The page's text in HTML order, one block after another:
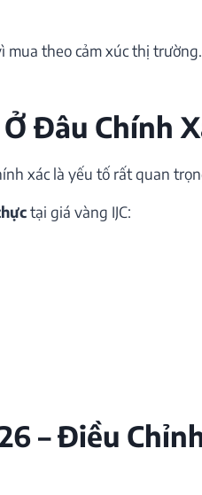
mua theo cảm xúc thị trường.
Đâu Chính
xác là yếu tố rất quan
tại giá vàng IJC:
– Điều